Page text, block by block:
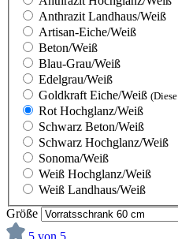
Anthrazit Landhaus/Weiß
Artisan-Eiche/Weiß
Beton/Weiß
Blau-Grau/Weiß
Edelgrau/Weiß
Goldkraft Eiche/Weiß
Rot Hochglanz/Weiß
Schwarz Beton/Weiß
Schwarz Hochglanz/Weiß
Sonoma/Weiß
Weiß Hochglanz/Weiß
Weiß Landhaus/Weiß
Größe
5 von 5